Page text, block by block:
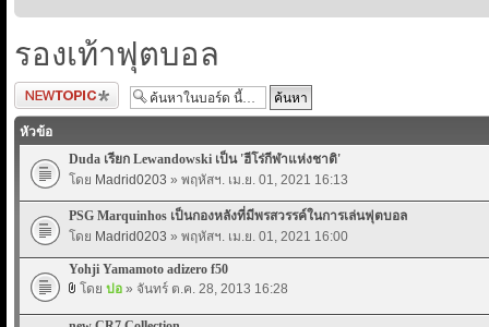
รองเท้าฟุตบอล
ตั้งกระทู้ใหม่
หัวข้อ
Duda เรียก Lewandowski เป็น 'ฮีโร่กีฬาแห่งชาติ'
โดย Madrid0203 » พฤหัสฯ. เม.ย. 01, 2021 16:13
PSG Marquinhos เป็นกองหลังที่มีพรสวรรค์ในการเล่นฟุตบอล
โดย Madrid0203 » พฤหัสฯ. เม.ย. 01, 2021 16:00
Yohji Yamamoto adizero f50
โดย ปอ » จันทร์ ต.ค. 28, 2013 16:28